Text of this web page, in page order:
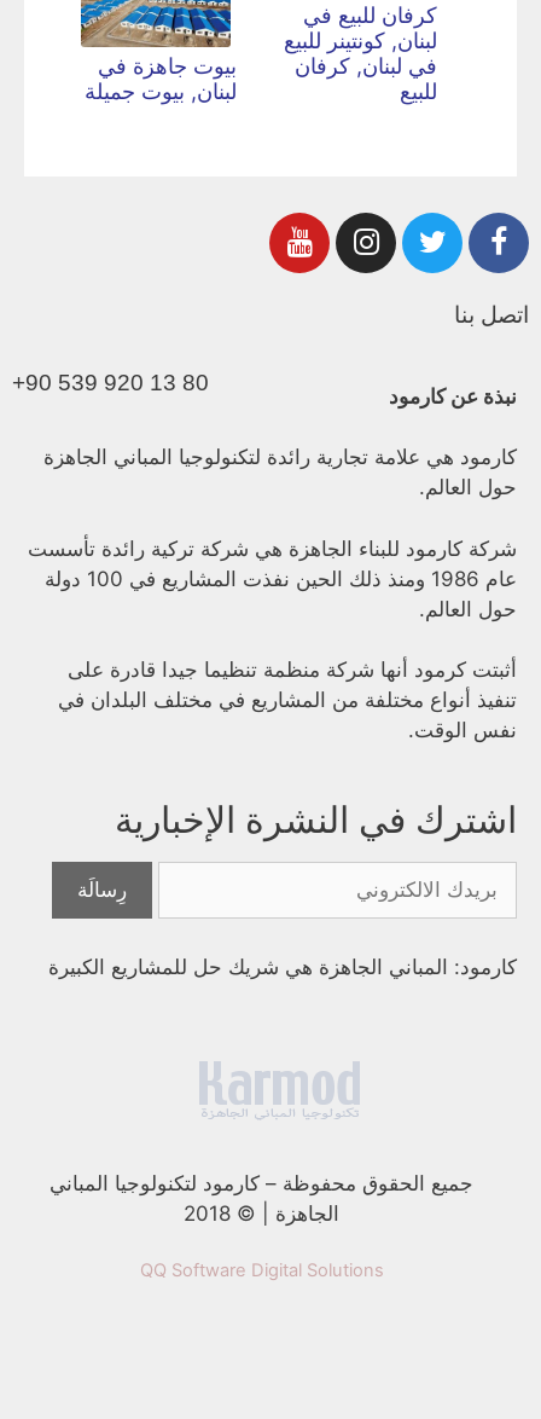
كرفان للبيع في
لبنان, كونتينر للبيع
في لبنان, كرفان
للبيع
بيوت جاهزة في
لبنان, بيوت جميلة
اتصل بنا
+90 539 920 13 80
نبذة عن كارمود
كارمود هي علامة تجارية رائدة لتكنولوجيا المباني الجاهزة
حول العالم.
شركة كارمود للبناء الجاهزة هي شركة تركية رائدة تأسست
عام 1986 ومنذ ذلك الحين نفذت المشاريع في 100 دولة
حول العالم.
أثبتت كرمود أنها شركة منظمة تنظيما جيدا قادرة على
تنفيذ أنواع مختلفة من المشاريع في مختلف البلدان في
نفس الوقت.
اشترك في النشرة الإخبارية
كارمود: المباني الجاهزة هي شريك حل للمشاريع الكبيرة
جميع الحقوق محفوظة –كارمود لتكنولوجيا المباني
الجاهزة | © 2018
QQ Software Digital Solutions